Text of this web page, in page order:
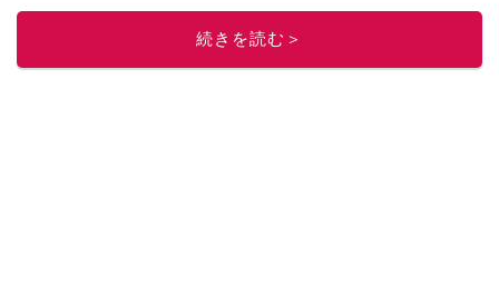
このイチオシストの他の記事を読む
続きを読む＞